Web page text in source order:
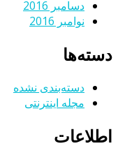
دسامبر 2016
نوامبر 2016
دسته‌ها
دسته‌بندی نشده
مجله اینترنتی
اطلاعات